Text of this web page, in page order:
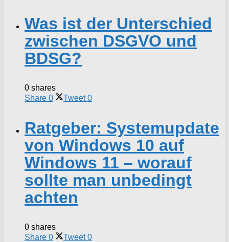
Was ist der Unterschied
zwischen DSGVO und
BDSG?
0 shares
Share 0 Tweet 0
Ratgeber: Systemupdate
von Windows 10 auf
Windows 11 – worauf
sollte man unbedingt
achten
0 shares
Share 0 Tweet 0